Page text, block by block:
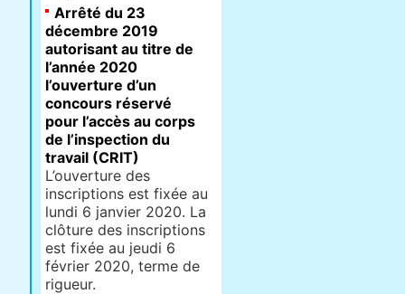
Arrêté du 23
décembre 2019
autorisant au titre de
l’année 2020
l’ouverture d’un
concours réservé
pour l’accès au corps
de l’inspection du
travail (CRIT)
L’ouverture des
inscriptions est fixée au
lundi 6 janvier 2020. La
clôture des inscriptions
est fixée au jeudi 6
février 2020, terme de
rigueur.